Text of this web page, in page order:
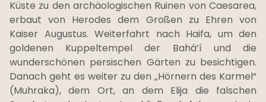
Küste zu den archäologischen Ruinen von Caesarea,
erbaut von Herodes dem Großen zu Ehren von
Kaiser Augustus. Weiterfahrt nach Haifa, um den
goldenen Kuppeltempel der Bahá’í und die
wunderschönen persischen Gärten zu besichtigen.
Danach geht es weiter zu den „Hörnern des Karmel“
(Muhraka), dem Ort, an dem Elija die falschen